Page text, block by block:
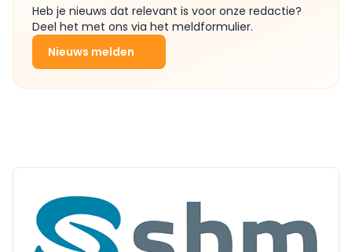
Heb je nieuws dat relevant is voor onze redactie?
Deel het met ons via het meldformulier.
Nieuws melden